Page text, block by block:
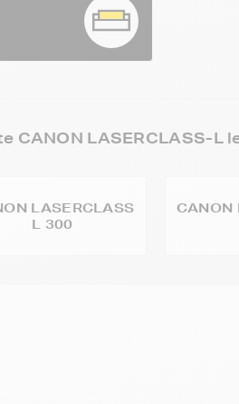
CANON LASERCLASS-L
LASERCLASS
L 300
CANON